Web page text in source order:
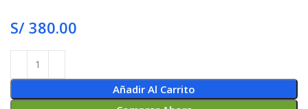
S/ 380.00
Añadir Al Carrito